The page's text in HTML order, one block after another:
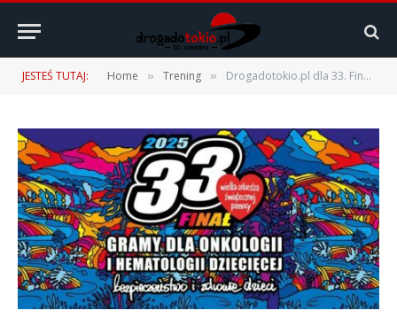
JESTEŚ TUTAJ: Home » Trening » Drogadotokio.pl dla 33. Finału WOŚP